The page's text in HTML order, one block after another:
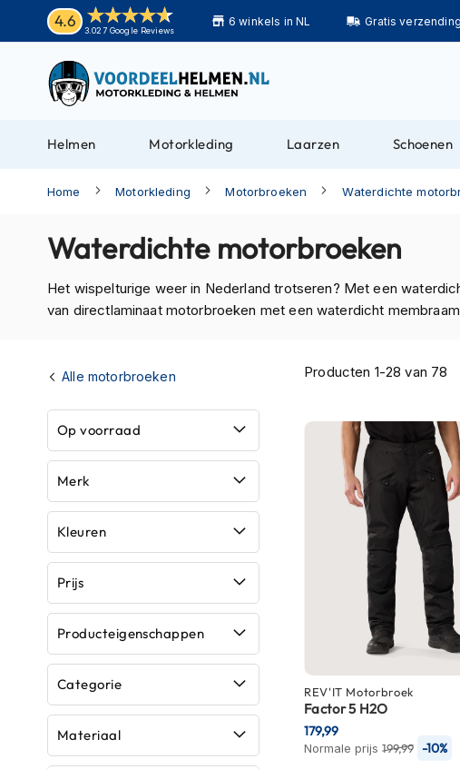
4.6
3.027 Google Reviews
6 winkels in NL Gratis
Helmen
Motorhelmen
helmen
Bluetooth
helmen
Helmen
met
zonnevizier
Pinlock
helmen
Retro
helmen
motorhelmen
back
Heren
motorhelmen
Dames
motorhelmen
Kinder
Helmen Motorkleding Laarzen Schoenen
Home Motorkleding Motorbroeken Waterdichte
Waterdichte motorbroeken
Het wispelturige weer in Nederland trotseren? Met een
van directlaminaat motorbroeken met een waterdicht
Producten 1-28 van 78
REV'IT Motorbroek
Factor 5 H2O
Normale prijs 199,99 -10%
179,99
Alle motorbroeken
Op voorraad
Merk
Kleuren
Prijs
Producteigenschappen
Categorie
Materiaal